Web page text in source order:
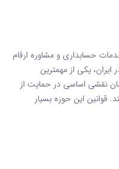
حسابداری و مشاوره ارقام
ایران، یکی از مهمترین
نقشی اساسی در حمایت از
قوانین این حوزه بسیار